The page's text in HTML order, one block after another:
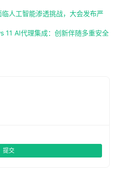
人工智能渗透挑战，大会发布严
11 AI代理集成：创新伴随多重安全
提交